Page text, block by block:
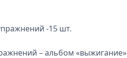
-15 шт.
– альбом «выжигание»